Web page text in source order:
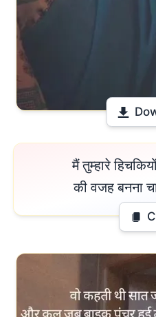
मैं तुम्हारे हिचकियों की नहीं उल्टियों,
की वजह बनना